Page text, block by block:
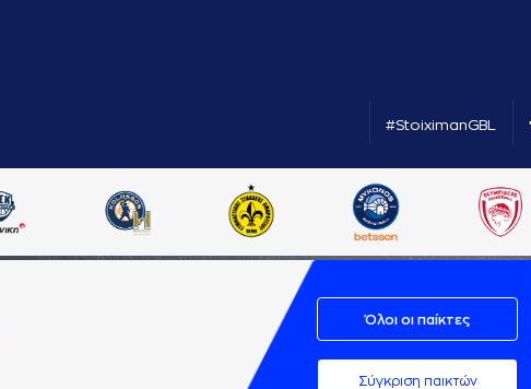
#StoiximanGBL
Όλοι οι παίκτες
Σύγκριση παικτών